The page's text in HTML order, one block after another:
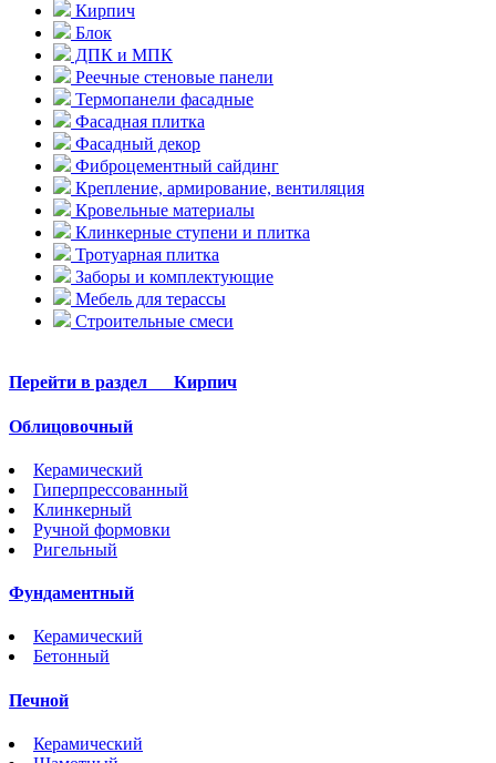
Кирпич
Блок
ДПК и МПК
Реечные стеновые панели
Термопанели фасадные
Фасадная плитка
Фасадный декор
Фиброцементный сайдинг
Крепление, армирование, вентиляция
Кровельные материалы
Клинкерные ступени и плитка
Тротуарная плитка
Заборы и комплектующие
Мебель для терассы
Строительные смеси
Перейти в раздел Кирпич
Облицовочный
Керамический
Гиперпрессованный
Клинкерный
Ручной формовки
Ригельный
Фундаментный
Керамический
Бетонный
Печной
Керамический